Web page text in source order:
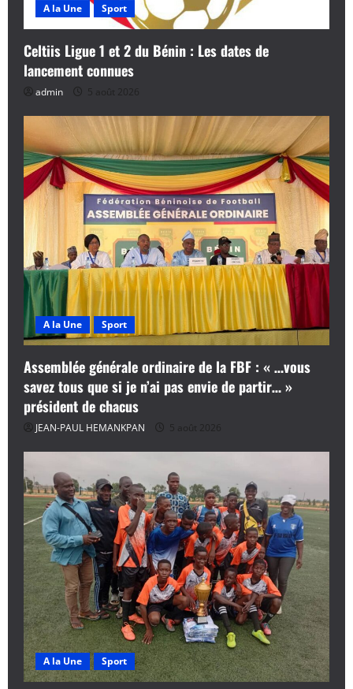
A la Une Sport
Celtiis Ligue 1 et 2 du Bénin : Les dates de
lancement connues
admin 5 août 2026
A la Une Sport
Assemblée générale ordinaire de la FBF : « …vous
savez tous que si je n’ai pas envie de partir… »
président de chacus
JEAN-PAUL HEMANKPAN 5 août 2026
A la Une Sport